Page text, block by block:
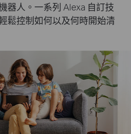
器人。一系列 Alexa 自訂技
鬆控制如何以及何時開始清